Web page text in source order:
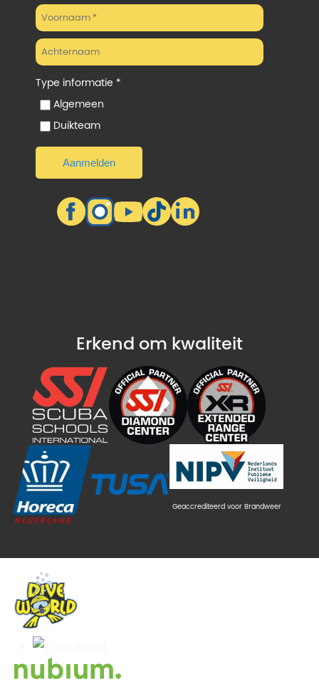
Type informatie *
Algemeen
Duikteam
Erkend om kwaliteit
Geaccrediteerd voor Brandweer